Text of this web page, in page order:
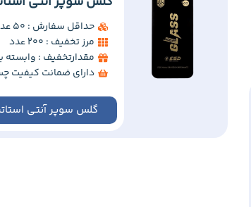
حداقل سفارش : 50 عدد
مرز تخفیف : 200 عدد
مقدارتخفیف : وابسته
دارای ضمانت کیفیت
گلس سوپر آنتی